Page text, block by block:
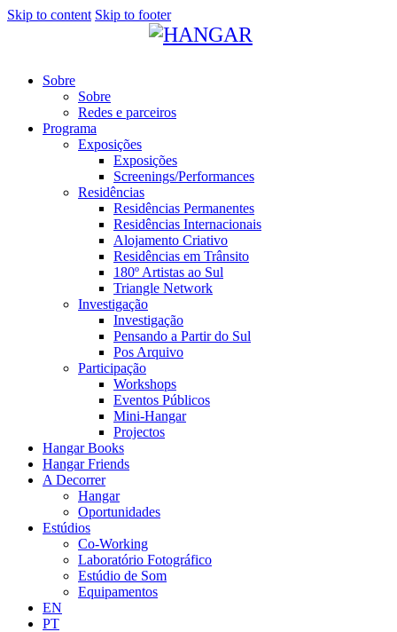
Skip to content Skip to footer
Sobre
Sobre
Redes e parceiros
Programa
Exposições
Exposições
Screenings/Performances
Residências
Residências Permanentes
Residências Internacionais
Alojamento Criativo
Residências em Trânsito
180º Artistas ao Sul
Triangle Network
Investigação
Investigação
Pensando a Partir do Sul
Pos Arquivo
Participação
Workshops
Eventos Públicos
Mini-Hangar
Projectos
Hangar Books
Hangar Friends
A Decorrer
Hangar
Oportunidades
Estúdios
Co-Working
Laboratório Fotográfico
Estúdio de Som
Equipamentos
EN
PT